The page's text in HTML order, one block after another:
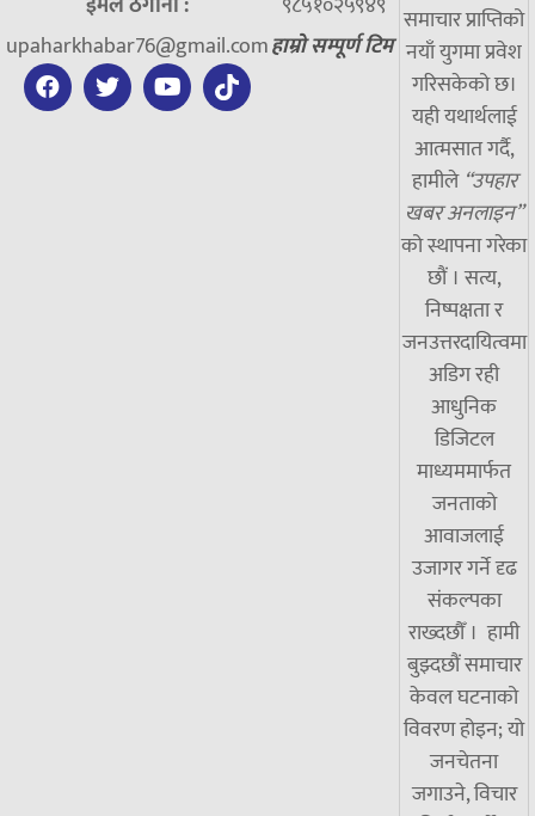
upaharkhabar76@gmail.comहाम्रो सम्पूर्ण टिम
समाचार प्राप्तिको
नयाँ युगमा प्रवेश
गरिसकेको छ।
यही यथार्थलाई
आत्मसात गर्दै,
हामीले “उपहार
खबर अनलाइन”
को स्थापना गरेका
छौं । सत्य,
निष्पक्षता र
जनउत्तरदायित्वमा
अडिग रही
आधुनिक
डिजिटल
माध्यममार्फत
जनताको
आवाजलाई
उजागर गर्ने दृढ
संकल्पका
राख्दछौँ । हामी
बुझ्दछौं समाचार
केवल घटनाको
विवरण होइन; यो
जनचेतना
जगाउने, विचार